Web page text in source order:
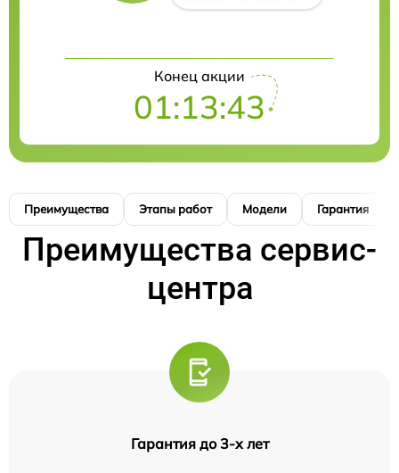
Конец акции
01:13:42
Преимущества Этапы работ Модели Гарантия
Преимущества сервис-
центра
Гарантия до 3-х лет